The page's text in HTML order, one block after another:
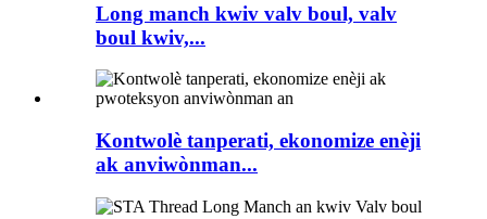
Long manch kwiv valv boul, valv
boul kwiv,...
Kontwolè tanperati, ekonomize enèji
ak anviwònman...